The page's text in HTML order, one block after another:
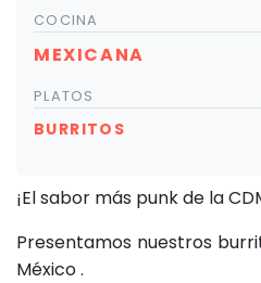
COCINA
MEXICANA
PLATOS
BURRITOS
¡El sabor más punk de la
Presentamos nuestros
México .